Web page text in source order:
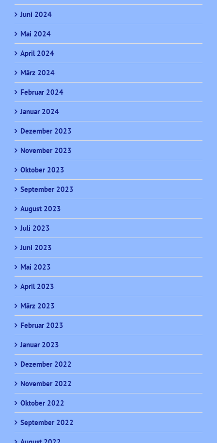
Juni 2024
Mai 2024
April 2024
März 2024
Februar 2024
Januar 2024
Dezember 2023
November 2023
Oktober 2023
September 2023
August 2023
Juli 2023
Juni 2023
Mai 2023
April 2023
März 2023
Februar 2023
Januar 2023
Dezember 2022
November 2022
Oktober 2022
September 2022